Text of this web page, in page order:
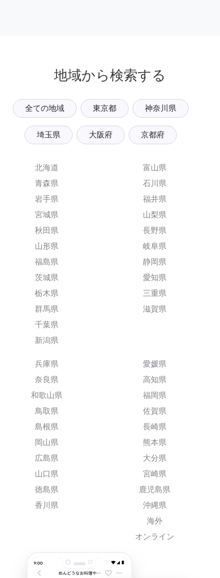
地域から検索する
全ての地域 東京都 神奈川県
埼玉県 大阪府 京都府
北海道
青森県
岩手県
宮城県
秋田県
山形県
福島県
茨城県
栃木県
群馬県
千葉県
新潟県
富山県
石川県
福井県
山梨県
長野県
岐阜県
静岡県
愛知県
三重県
滋賀県
兵庫県
奈良県
和歌山県
鳥取県
島根県
岡山県
広島県
山口県
徳島県
香川県
愛媛県
高知県
福岡県
佐賀県
長崎県
熊本県
大分県
宮崎県
鹿児島県
沖縄県
海外
オンライン